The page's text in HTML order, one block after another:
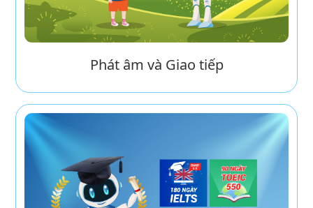
Phát âm và Giao tiếp